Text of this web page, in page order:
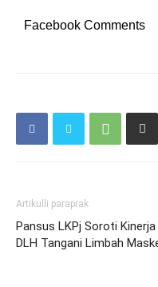
Facebook Comments
Artikulli paraprak
Pansus LKPj Soroti Kinerja
DLH Tangani Limbah